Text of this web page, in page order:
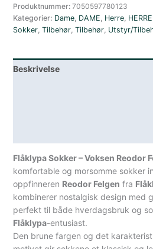
-
Voksen
Reodor
Brun
antall
Produktnummer:7050597780123
Kategorier: Dame, DAME, Herre, HERRE
Sokker,Tilbehør,Tilbehør, Utstyr/
Beskrivelse
Flåklypa Sokker – Voksen Reodor
komfortable og morsomme sokker
oppfinneren Reodor Felgen fra
kombinerer nostalgisk design med
perfekt til både hverdagsbruk og
Flåklypa-entusiast.
Den brune fargen og det